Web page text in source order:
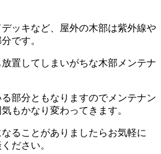
ッキなど、屋外の木部は紫外線や
です。
置してしまいがちな木部メンテナ
部分ともなりますのでメンテナン
もかなり変わってきます。
ることがありましたらお気軽に
ださい。